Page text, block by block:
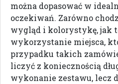
można dopasować w
oczekiwań. Zarówno
wygląd i kolorystykę, jak
wykorzystanie miejsca,
przypadku takich
liczyć z koniecznością
wykonanie zestawu, lecz